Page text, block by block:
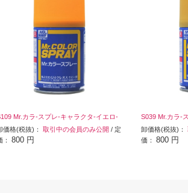
Mr.カラ-スプレ-キャラクタ-イエロ-
価格(税抜)： 取引中の会員のみ公開 / 定
： 800 円
S039 Mr.カラ-
卸価格(税抜)：
価： 800 円